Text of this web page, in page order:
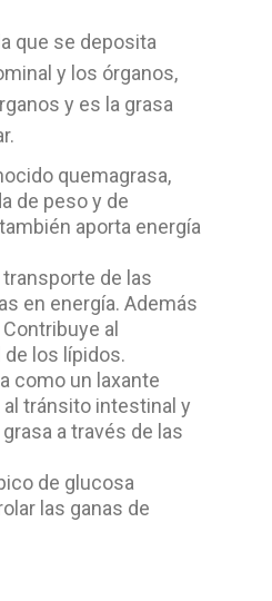
que se deposita
y los órganos,
y es la grasa
quemagrasa,
de peso y de
aporta energía
transporte de las
en energía. Además
al
los lípidos.
como un laxante
al tránsito intestinal y
a través de las
de glucosa
las ganas de